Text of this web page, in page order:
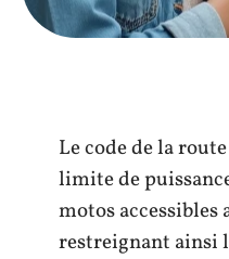
Le code de la
limite de
motos accessibles
restreignant ainsi